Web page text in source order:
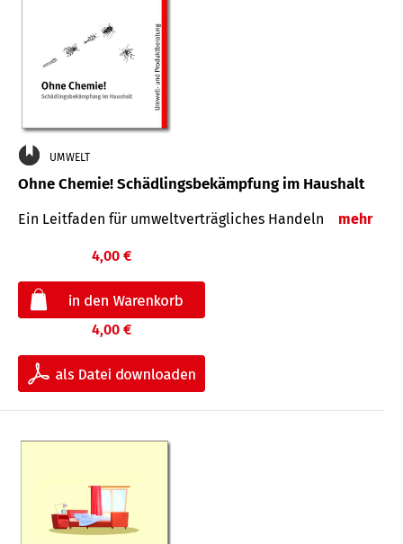
UMWELT
Ohne Chemie! Schädlingsbekämpfung im Haushalt
Ein Leitfaden für um­welt­ver­träg­liches Han­deln mehr
4,00 €
4,00 €